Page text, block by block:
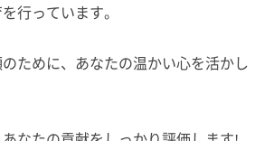
行っています。
ために、あなたの温かい心を活かし